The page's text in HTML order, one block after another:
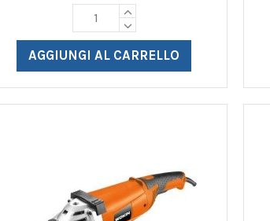
AGGIUNGI AL CARRELLO